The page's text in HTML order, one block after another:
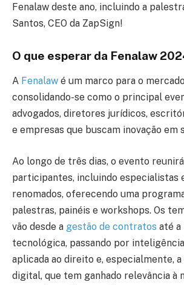
Fenalaw deste ano, incluindo a
Santos, CEO da ZapSign!
O que esperar da Fenalaw
A Fenalaw é um marco para o
consolidando-se como o principal
advogados, diretores jurídicos,
e empresas que buscam inovação em
Ao longo de três dias, o evento
participantes, incluindo especialistas
renomados, oferecendo uma
palestras, painéis e workshops. Os
vão desde a gestão de contratos até a
tecnológica, passando por
aplicada ao direito e, especialmente,
digital, que tem ganhado relevância à